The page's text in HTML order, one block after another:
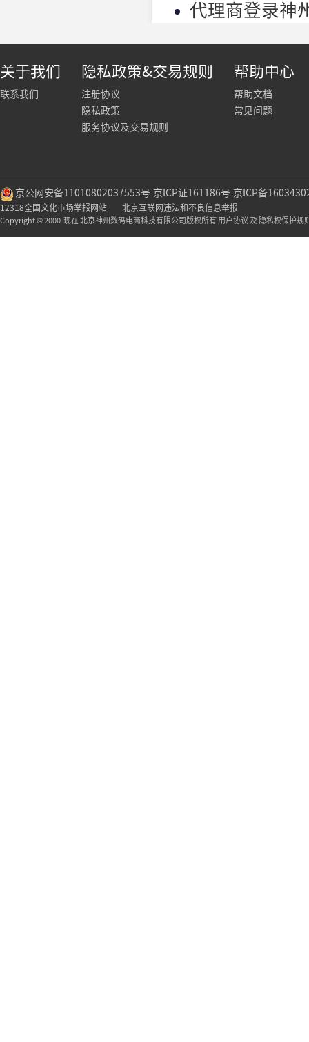
代理商登录神
关于我们
联系我们
隐私政策&交易规则
注册协议
隐私政策
服务协议及交易规则
帮助中心
帮助文档
常见问题
京公网安备11010802037553号 京ICP证161186号 京ICP备
12318全国文化市场举报网站 北京互联网违法和不良信息举报
Copyright © 2000-现在 北京神州数码电商科技有限公司版权所有 用户协议 及 隐私权保护规